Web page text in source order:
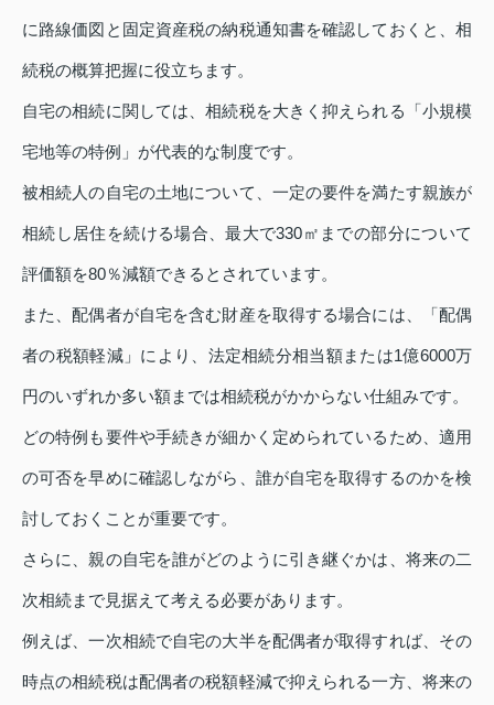
に路線価図と固定資産税の納税通知書を確認しておくと、相
続税の概算把握に役立ちます。
自宅の相続に関しては、相続税を大きく抑えられる「小規模
宅地等の特例」が代表的な制度です。
被相続人の自宅の土地について、一定の要件を満たす親族が
相続し居住を続ける場合、最大で330㎡までの部分について
評価額を80％減額できるとされています。
また、配偶者が自宅を含む財産を取得する場合には、「配偶
者の税額軽減」により、法定相続分相当額または1億6000万
円のいずれか多い額までは相続税がかからない仕組みです。
どの特例も要件や手続きが細かく定められているため、適用
の可否を早めに確認しながら、誰が自宅を取得するのかを検
討しておくことが重要です。
さらに、親の自宅を誰がどのように引き継ぐかは、将来の二
次相続まで見据えて考える必要があります。
例えば、一次相続で自宅の大半を配偶者が取得すれば、その
時点の相続税は配偶者の税額軽減で抑えられる一方、将来の